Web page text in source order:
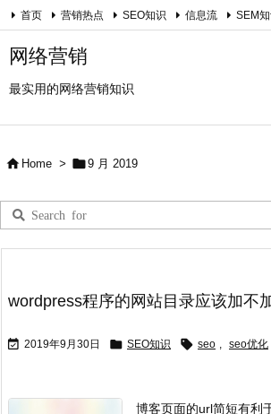
网络营销
最实用的网络营销知识
首页 营销热点 SEO知识 信息流 SEM
关于我
 Home > 9 月 2019
wordpress程序的网站目录应该加不
 2019年9月30日  SEO知识  seo , seo优化
博客页面的url简短有利